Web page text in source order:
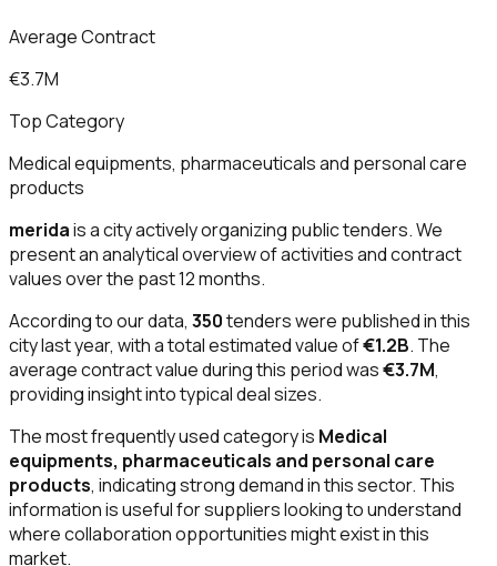
Average Contract
€3.7M
Top Category
Medical equipments, pharmaceuticals and personal care
products
meridais a city actively organizing public tenders. We
present an analytical overview of activities and contract
values over the past 12 months.
According to our data, 350tenders were published in this
city last year, with a total estimated value of€1.2B. The
average contract value during this period was€3.7M,
providing insight into typical deal sizes.
The most frequently used category is Medical
equipments, pharmaceuticals and personal care
products, indicating strong demand in this sector. This
information is useful for suppliers looking to understand
where collaboration opportunities might exist in this
market.